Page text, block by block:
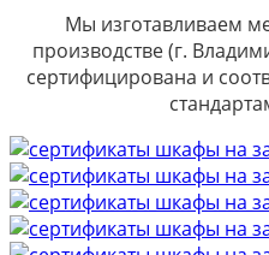
Мы изготавливаем
производстве (г.
сертифицирована и